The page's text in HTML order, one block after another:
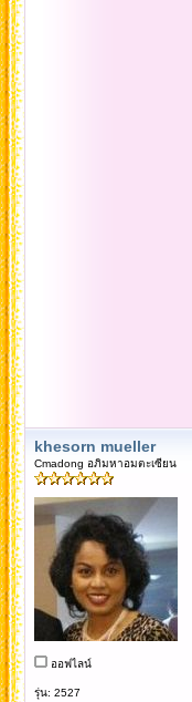
khesorn mueller
Cmadong อภิมหาอมตะเซียน
ออฟไลน์
รุ่น: 2527